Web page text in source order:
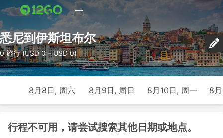
悉尼到伊斯坦布尔
0 旅行 (USD 0 – USD 0)
8月8日, 周六 8月9日, 周日 8月10日, 周一 8
行程不可用，请尝试搜索其他日期或地点。